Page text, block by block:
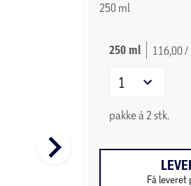
keyboard_arrow_right
250 ml
250 ml 116,00 /
1
pakke á 2 stk.
Få